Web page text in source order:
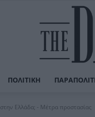
ΠΟΛΙΤΙΚΉ
Ελλάδα; - Μέτρα προστασίας